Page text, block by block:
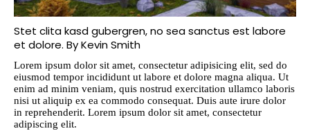
Stet clita kasd gubergren, no sea sanctus est labore
et dolore. ByKevin Smith
Lorem ipsum dolor sit amet, consectetur adipisicing elit, sed do
eiusmod tempor incididunt ut labore et dolore magna aliqua. Ut
enim ad minim veniam, quis nostrud exercitation ullamco laboris
nisi ut aliquip ex ea commodo consequat. Duis aute irure dolor
in reprehenderit. Lorem ipsum dolor sit amet, consectetur
adipiscing elit.